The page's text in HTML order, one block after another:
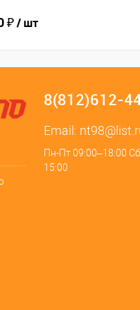
₽/ шт
8(812)612-
Email:
Пн-Пт 09:00–18:00
15:00